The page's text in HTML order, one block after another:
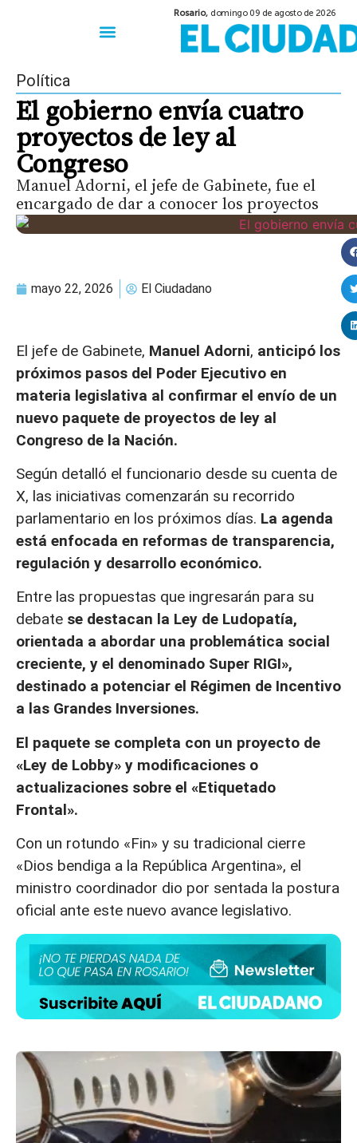
Rosario, domingo 09 de agosto de 2026
Política
El gobierno envía cuatro
proyectos de ley al
Congreso
Manuel Adorni, el jefe de Gabinete, fue el
encargado de dar a conocer los proyectos
mayo 22, 2026 El Ciudadano
El jefe de Gabinete, Manuel Adorni, anticipó los
próximos pasos del Poder Ejecutivo en
materia legislativa al confirmar el envío de un
nuevo paquete de proyectos de ley al
Congreso de la Nación.
Según detalló el funcionario desde su cuenta de
X, las iniciativas comenzarán su recorrido
parlamentario en los próximos días. La agenda
está enfocada en reformas de transparencia,
regulación y desarrollo económico.
Entre las propuestas que ingresarán para su
debate se destacan la Ley de Ludopatía,
orientada a abordar una problemática social
creciente, y el denominado Super RIGI»,
destinado a potenciar el Régimen de Incentivo
a las Grandes Inversiones.
El paquete se completa con un proyecto de
«Ley de Lobby» y modificaciones o
actualizaciones sobre el «Etiquetado
Frontal».
Con un rotundo «Fin» y su tradicional cierre
«Dios bendiga a la República Argentina», el
ministro coordinador dio por sentada la postura
oficial ante este nuevo avance legislativo.